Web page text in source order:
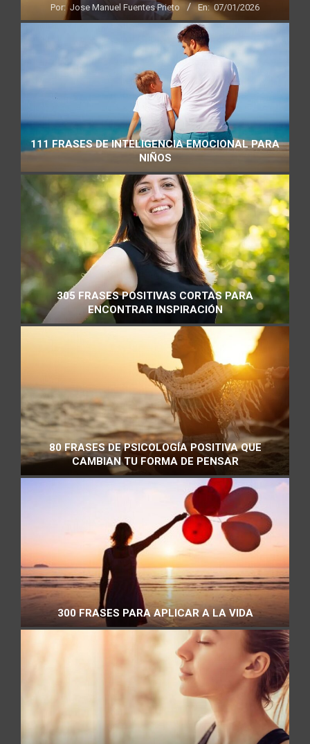
Por: Jose Manuel Fuentes Prieto En: 07/01/2026
111 FRASES DE INTELIGENCIA EMOCIONAL PARA
NIÑOS
305 FRASES POSITIVAS CORTAS PARA
ENCONTRAR INSPIRACIÓN
80 FRASES DE PSICOLOGÍA POSITIVA QUE
CAMBIAN TU FORMA DE PENSAR
300 FRASES PARA APLICAR A LA VIDA